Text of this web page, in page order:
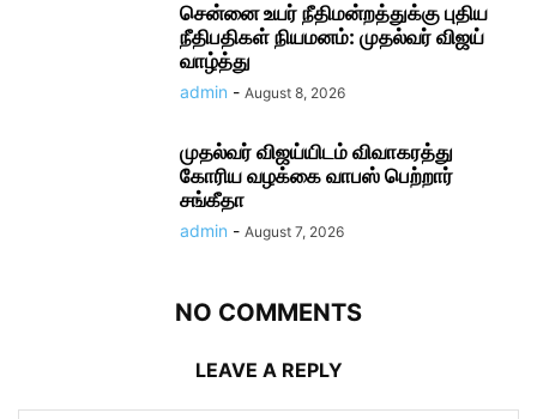
சென்னை உயர் நீதிமன்றத்துக்கு புதிய
நீதிபதிகள் நியமனம்: முதல்வர் விஜய்
வாழ்த்து
admin - August 8, 2026
முதல்வர் விஜய்யிடம் விவாகரத்து
கோரிய வழக்கை வாபஸ் பெற்றார்
சங்கீதா
admin - August 7, 2026
NO COMMENTS
LEAVE A REPLY